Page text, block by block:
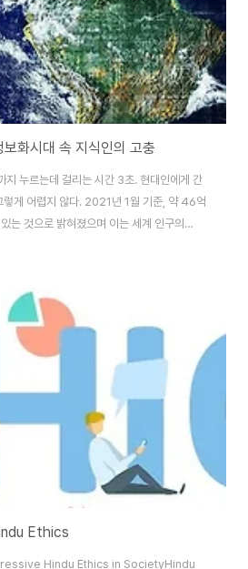
화시대 속 지식인의 고충
지 누르는데 걸리는 시간 3초. 현대인에게 간
렇게 어렵지 않다. 2021년 1월 기준, 약 46억
는 것으로 밝혀졌으며 이는 세계 인구의
고 공유하는 방대한 양의 정보 중 내가 찾
리거나 힘들게 전문가를 찾아 상담을 받을 필
양과 접근성의 증가는 분명 여러 방면에서 환
하는 부작용도 무시할 수는 없다. 자유에는
생산하고, 접하고, 공유할 수 있다는 것은 개
Ethics
Hindu Ethics in SocietyHindu